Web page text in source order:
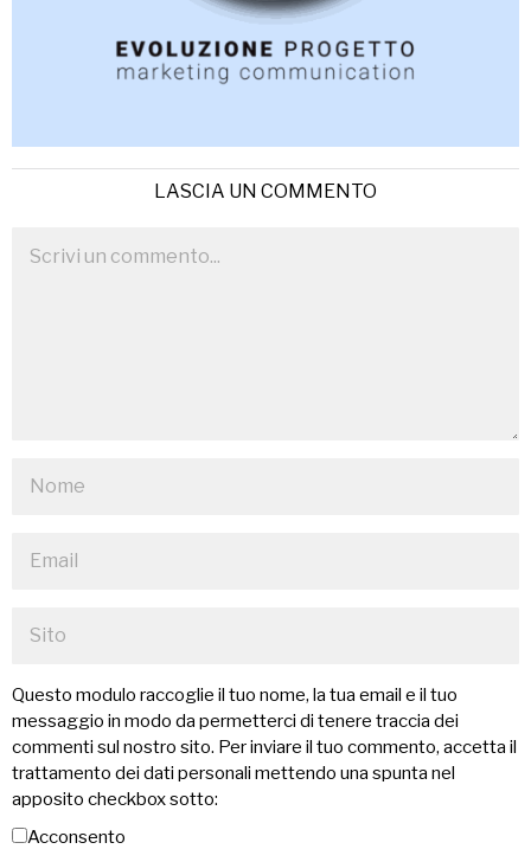
LASCIA UN COMMENTO
Questo modulo raccoglie il tuo nome, la tua email e il tuo
messaggio in modo da permetterci di tenere traccia dei
commenti sul nostro sito. Per inviare il tuo commento, accetta il
trattamento dei dati personali mettendo una spunta nel
apposito checkbox sotto:
Acconsento